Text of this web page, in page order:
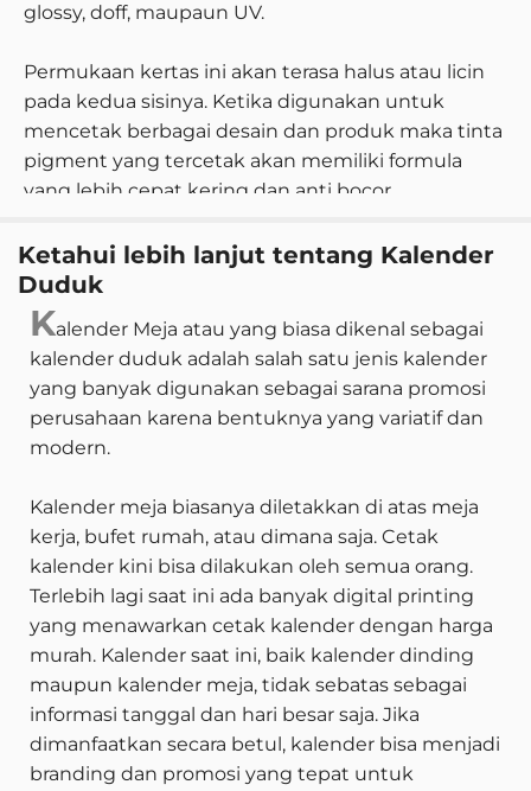
glossy, doff, maupaun UV.
Permukaan kertas ini akan terasa halus atau licin
pada kedua sisinya. Ketika digunakan untuk
mencetak berbagai desain dan produk maka tinta
pigment yang tercetak akan memiliki formula
yang lebih cepat kering dan anti bocor.
Kertas ini memiliki daya serap yang rendah. Art
paper memiliki ketebalan yang beragam. Mulai
dari 85 gram hingga 150 gram. Untuk itu, kertas ini
tidak cocok digunakan untuk media menulis
langsung. Namun, kamu bisa memberikan
tambahan laminasi dan menghasilkan art paper
glossy atau doff.
Ketahui lebih lanjut tentang Kalender
Duduk
Kalender Meja atau yang biasa dikenal sebagai
kalender duduk adalah salah satu jenis kalender
yang banyak digunakan sebagai sarana promosi
perusahaan karena bentuknya yang variatif dan
modern.
Kalender meja biasanya diletakkan di atas meja
kerja, bufet rumah, atau dimana saja. Cetak
kalender kini bisa dilakukan oleh semua orang.
Terlebih lagi saat ini ada banyak digital printing
yang menawarkan cetak kalender dengan harga
murah. Kalender saat ini, baik kalender dinding
maupun kalender meja, tidak sebatas sebagai
informasi tanggal dan hari besar saja. Jika
dimanfaatkan secara betul, kalender bisa menjadi
branding dan promosi yang tepat untuk